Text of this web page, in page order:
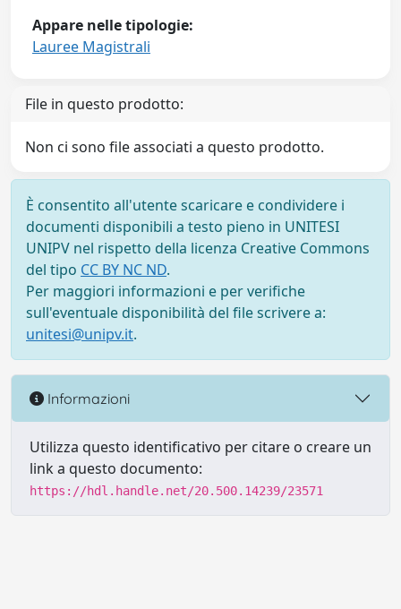
Appare nelle tipologie:
Lauree Magistrali
File in questo prodotto:
Non ci sono file associati a questo prodotto.
È consentito all'utente scaricare e condividere i
documenti disponibili a testo pieno in UNITESI
UNIPV nel rispetto della licenza Creative Commons
del tipo CC BY NC ND.
Per maggiori informazioni e per verifiche
sull'eventuale disponibilità del file scrivere a:
unitesi@unipv.it.
Informazioni
Utilizza questo identificativo per citare o creare un
link a questo documento:
https://hdl.handle.net/20.500.14239/23571